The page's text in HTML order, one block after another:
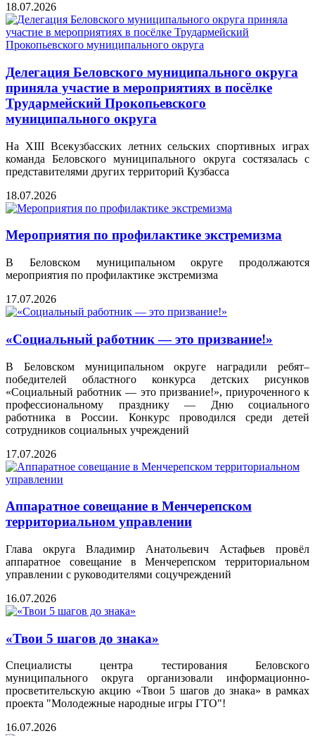
18.07.2026
Делегация Беловского муниципального округа
приняла участие в мероприятиях в посёлке
Трудармейский Прокопьевского
муниципального округа
На XIII Всекузбасских летних сельских спортивных играх
команда Беловского муниципального округа состязалась с
представителями других территорий Кузбасса
18.07.2026
Мероприятия по профилактике экстремизма
В Беловском муниципальном округе продолжаются
мероприятия по профилактике экстремизма
17.07.2026
«Социальный работник — это призвание!»
В Беловском муниципальном округе наградили ребят–
победителей областного конкурса детских рисунков
«Социальный работник — это призвание!», приуроченного к
профессиональному празднику — Дню социального
работника в России. Конкурс проводился среди детей
сотрудников социальных учреждений
17.07.2026
Аппаратное совещание в Менчерепском
территориальном управлении
Глава округа Владимир Анатольевич Астафьев провёл
аппаратное совещание в Менчерепском территориальном
управлении с руководителями соцучреждений
16.07.2026
«Твои 5 шагов до знака»
Специалисты центра тестирования Беловского
муниципального округа организовали информационно-
просветительскую акцию «Твои 5 шагов до знака» в рамках
проекта "Молодежные народные игры ГТО"!
16.07.2026